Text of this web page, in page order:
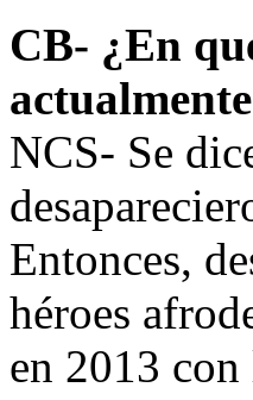
CB- ¿En
NCS- Se
Entonces,
héroes
en 2013